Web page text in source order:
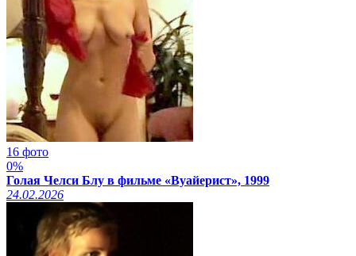
16 фото
0%
Голая Челси Блу в фильме «Вуайерист», 1999
24.02.2026